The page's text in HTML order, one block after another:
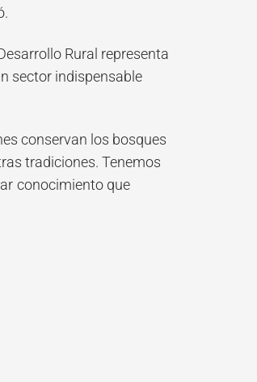
Rural representa
sector indispensable
conservan los bosques
tradiciones. Tenemos
conocimiento que